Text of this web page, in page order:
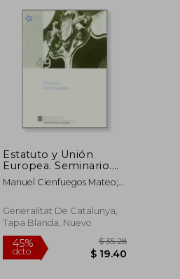
Estatuto y Unión
Europea. Seminario.
Barcelona
Manuel Cienfuegos Mateo;
Ordóñez Solés; Marcos
Gómez Puente
Generalitat De Catalunya,
Tapa Blanda, Nuevo